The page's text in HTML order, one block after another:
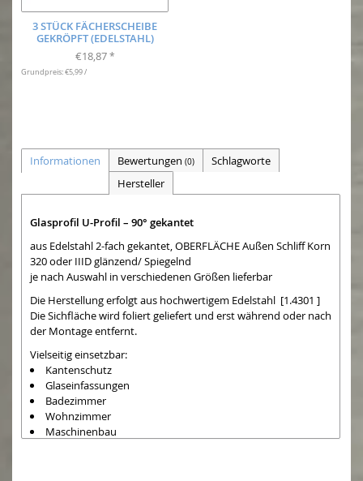
3 STÜCK FÄCHERSCHEIBE
GEKRÖPFT (EDELSTAHL)
€18,87 *
Grundpreis: €5,99 /
Informationen Bewertungen (0)
Schlagworte
Hersteller
Glasprofil U-Profil – 90° gekantet
aus Edelstahl 2-fach gekantet, OBERFLÄCHE Außen Schliff Korn
320 oder IIID glänzend/ Spiegelnd
je nach Auswahl in verschiedenen Größen lieferbar
Die Herstellung erfolgt aus hochwertigem Edelstahl [1.4301 ]
Die Sichfläche wird foliert geliefert und erst während oder nach
der Montage entfernt.
Vielseitig einsetzbar:
Kantenschutz
Glaseinfassungen
Badezimmer
Wohnzimmer
Maschinenbau